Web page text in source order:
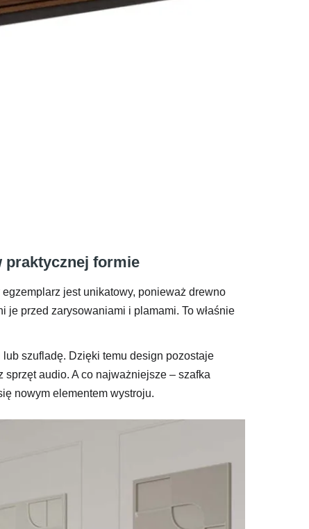
praktycznej formie
jest unikatowy, ponieważ drewno
je przed zarysowaniami i plamami. To właśnie
szufladę. Dzięki temu design pozostaje
audio. A co najważniejsze – szafka
nowym elementem wystroju.